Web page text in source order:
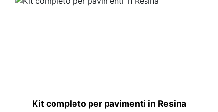
(Voc Free) Superficie lucida, autolivellante e con filtri
Kit completo per pavimenti in Resina